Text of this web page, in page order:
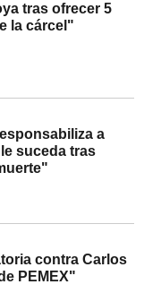
tras ofrecer 5
la cárcel"
a
suceda tras
contra Carlos
PEMEX"